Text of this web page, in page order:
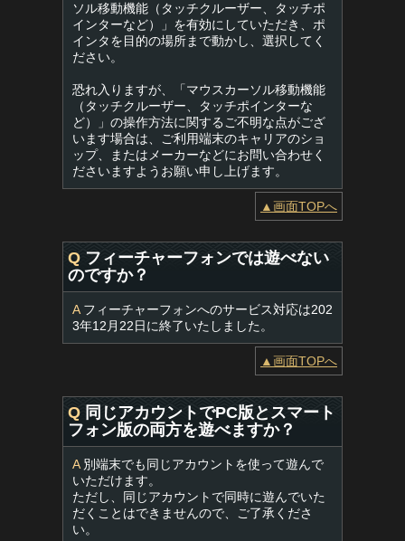
ソル移動機能（タッチクルーザー、タッチポ
インターなど）」を有効にしていただき、ポ
インタを目的の場所まで動かし、選択してく
ださい。
恐れ入りますが、「マウスカーソル移動機能
（タッチクルーザー、タッチポインターな
ど）」の操作方法に関するご不明な点がござ
います場合は、ご利用端末のキャリアのショ
ップ、またはメーカーなどにお問い合わせく
ださいますようお願い申し上げます。
▲画面TOPへ
Q フィーチャーフォンでは遊べない
のですか？
Aフィーチャーフォンへのサービス対応は202
3年12月22日に終了いたしました。
▲画面TOPへ
Q 同じアカウントでPC版とスマート
フォン版の両方を遊べますか？
A別端末でも同じアカウントを使って遊んで
いただけます。
ただし、同じアカウントで同時に遊んでいた
だくことはできませんので、ご了承くださ
い。